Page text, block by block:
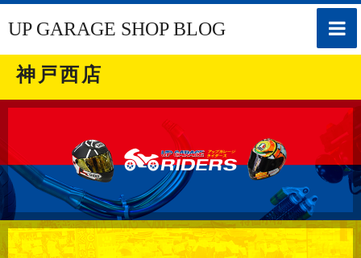
toggle
UP GARAGE SHOP BLOG
神戸西店